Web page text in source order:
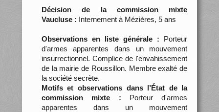
Décision de la commission mixte
Vaucluse : Internement à Mézières, 5 ans
Observations en liste générale : Porteur
d'armes apparentes dans un mouvement
insurrectionnel. Complice de l'envahissement
de la mairie de Roussillon. Membre exalté de
la société secrète.
Motifs et observations dans l’État de la
commission mixte : Porteur d'armes
apparentes dans un mouvement